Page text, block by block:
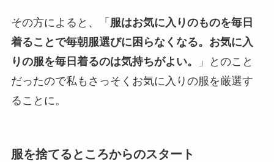
その方によると、「 服はお気に入りのものを毎日
着ることで毎朝服選びに困らなくなる。お気に入
りの服を毎日着るのは気持ちがよい。
」とのこと
だったので私もさっそくお気に入りの服を厳選す
ることに。
服を捨てるところからのスタート